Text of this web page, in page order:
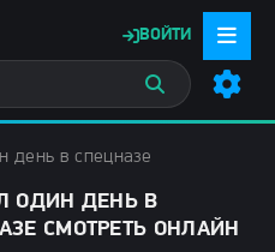
ВОЙТИ
день в спецназе
ОДИН ДЕНЬ В
СМОТРЕТЬ ОНЛАЙН